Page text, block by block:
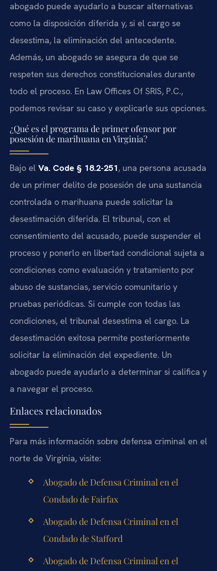
abogado puede ayudarlo a buscar alternativas
como la disposición diferida y, si el cargo se
desestima, la eliminación del antecedente.
Además, un abogado se asegura de que se
respeten sus derechos constitucionales durante
todo el proceso. En Law Offices Of SRIS, P.C.,
podemos revisar su caso y explicarle sus opciones.
¿Qué es el programa de primer ofensor por
posesión de marihuana en Virginia?
Bajo el Va. Code § 18.2-251, una persona acusada
de un primer delito de posesión de una sustancia
controlada o marihuana puede solicitar la
desestimación diferida. El tribunal, con el
consentimiento del acusado, puede suspender el
proceso y ponerlo en libertad condicional sujeta a
condiciones como evaluación y tratamiento por
abuso de sustancias, servicio comunitario y
pruebas periódicas. Si cumple con todas las
condiciones, el tribunal desestima el cargo. La
desestimación exitosa permite posteriormente
solicitar la eliminación del expediente. Un
abogado puede ayudarlo a determinar si califica y
a navegar el proceso.
Enlaces relacionados
Para más información sobre defensa criminal en el
norte de Virginia, visite:
Abogado de Defensa Criminal en el
Condado de Fairfax
Abogado de Defensa Criminal en el
Condado de Stafford
Abogado de Defensa Criminal en el